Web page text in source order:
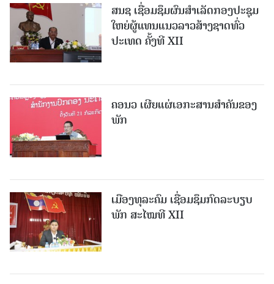
ສນຊ ເຊື່ອມຊຶມຜົນສໍາເລັດກອງປະຊຸມ
ໃຫຍ່ຜູ້ແທນແນວລາວສ້າງຊາດທົ່ວ
ປະເທດ ຄັ້ງທີ XII
ຄອນວ ເຜີຍແຜ່ເອກະສານສໍາຄັນຂອງ
ພັກ
ເມືອງທຸລະຄົມ ເຊື່ອມຊຶມກົດລະບຽບ
ພັກ ສະໄໝທີ XII